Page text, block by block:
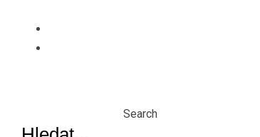
content
Search